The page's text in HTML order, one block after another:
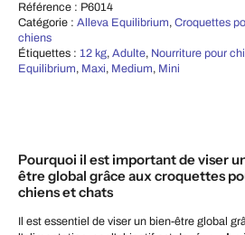
Référence : P6014
Catégorie : Alleva Equilibrium, Croquettes
chiens
Étiquettes : 12 kg, Adulte, Nourriture pour
Equilibrium, Maxi, Medium, Mini
Pourquoi il est important de viser
être global grâce aux croquettes
chiens et chats
Il est essentiel de viser un bien-être global